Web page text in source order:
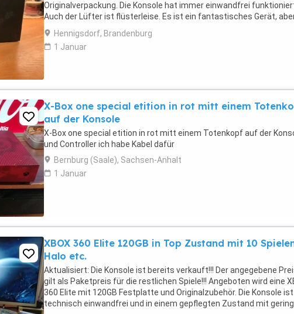
Originalverpackung. Die Konsole hat immer einwandfrei
Auch der Lüfter ist flüsterleise. Es ist ein fantastisches Gerät,
verkaufe sie, um auf einen PC umzusteigen. Versand ...
Hennigsdorf, Brandenburg
1 Januar
X-Box one special etition in rot mitt einem
auf der Konsole
X-Box one special etition in rot mitt einem Totenkopf auf der
und Controller ich habe Kabel dafür
Bernburg (Saale), Sachsen-Anhalt
1 Januar
XBOX 360 Elite 120GB in Top Zustand mit 10
Halo etc.
Aktualisiert: Die Konsole ist bereits verkauft!!! Der angegebene
gilt als Paketpreis für die restlichen Spiele!!! Angeboten wird eine
360 Elite mit 120GB Festplatte und Originalzubehör. Die Konsole ist
technisch einwandfrei und in einem gepflegten Zustand mit